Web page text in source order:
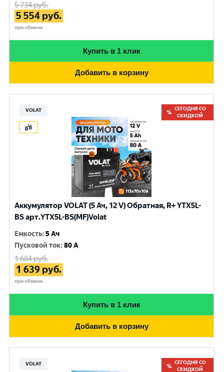
5 734руб.
5 554 руб.
при обмене
Купить в 1 клик
Добавить в корзину
VOLAT
СЕГОДНЯ СО
СКИДКОЙ
Аккумулятор VOLAT (5 Ач, 12 V) Обратная, R+ YTX5L-
BS арт.YTX5L-BS(MF)Volat
Емкость:5 Ач
Пусковой ток:80 A
1 684руб.
1 639 руб.
при обмене
Купить в 1 клик
Добавить в корзину
VOLAT
СЕГОДНЯ СО
СКИДКОЙ